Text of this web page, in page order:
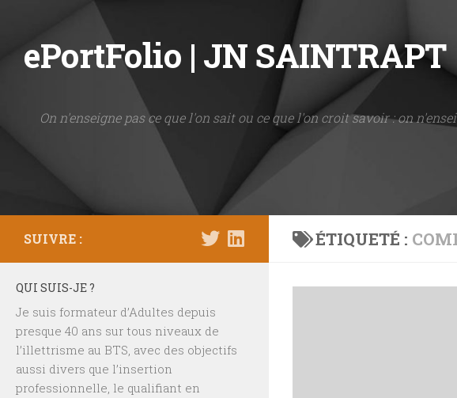
Skip to content
ePortFolio | JN SAINTRAPT
On n'enseigne pas ce que l'on sait ou ce que l'on croit savoir : on
ÉTIQUETÉ :
SUIVRE :
QUI SUIS-JE ?
Je suis formateur d’Adultes depuis
presque 40 ans sur tous niveaux de
l’illettrisme au BTS, avec des objectifs
aussi divers que l’insertion
professionnelle, le qualifiant en